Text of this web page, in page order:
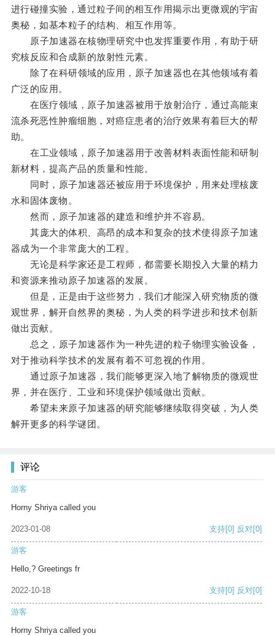
进行碰撞实验，通过粒子间的相互作用揭示出更微观的宇宙
奥秘，如基本粒子的结构、相互作用等。
原子加速器在核物理研究中也发挥重要作用，有助于研
究核反应和合成新的放射性元素。
除了在科研领域的应用，原子加速器也在其他领域有着
广泛的应用。
在医疗领域，原子加速器被用于放射治疗，通过高能束
流杀死恶性肿瘤细胞，对癌症患者的治疗效果有着巨大的帮
助。
在工业领域，原子加速器用于改善材料表面性能和研制
新材料，提高产品的质量和性能。
同时，原子加速器还被应用于环境保护，用来处理核废
水和固体废物。
然而，原子加速器的建造和维护并不容易。
其庞大的体积、高昂的成本和复杂的技术使得原子加速
器成为一个非常庞大的工程。
无论是科学家还是工程师，都需要长期投入大量的精力
和资源来推动原子加速器的发展。
但是，正是由于这些努力，我们才能深入研究物质的微
观世界，解开自然界的奥秘，为人类的科学进步和技术创新
做出贡献。
总之，原子加速器作为一种先进的粒子物理实验设备，
对于推动科学技术的发展有着不可忽视的作用。
通过原子加速器，我们能够更深入地了解物质的微观世
界，并在医疗、工业和环境保护领域做出贡献。
希望未来原子加速器的研究能够继续取得突破，为人类
解开更多的科学谜团。
评论
游客
Horny Shriya called you
2023-01-08 支持[0] 反对[0]
游客
Hello,? Greetings fr
2022-10-18 支持[0] 反对[0]
游客
Horny Shriya called you